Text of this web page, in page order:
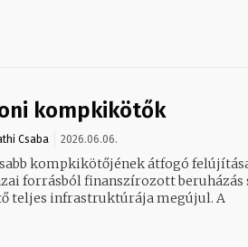
kompkikötők
Csaba 2026.06.06.
kompkikötőjének átfogó
forrásból finanszírozott beruházás
teljes infrastruktúrája megújul. A